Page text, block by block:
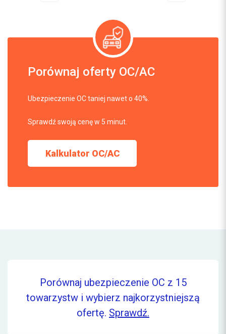
Porównaj oferty OC/AC
Ubezpieczenie OC taniej nawet o 40%.
Sprawdź swoją cenę w 5 minut.
Kalkulator OC/AC
Porównaj ubezpieczenie OC z 15
towarzystw i wybierz najkorzystniejszą
ofertę. Sprawdź.